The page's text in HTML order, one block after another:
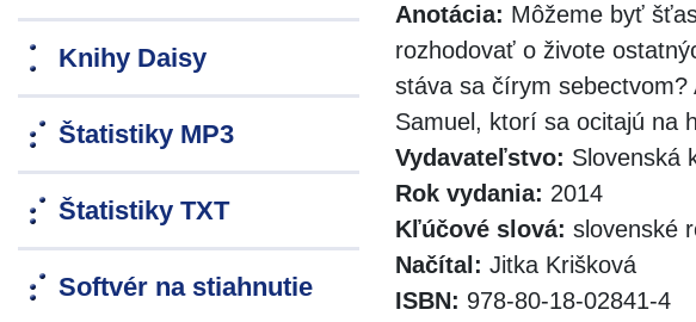
Knihy Daisy
Štatistiky MP3
Štatistiky TXT
Softvér na stiahnutie
Anotácia: Môžeme byť
rozhodovať o živote
stáva sa čírym sebectvom?
Samuel, ktorí sa ocitajú na
Vydavateľstvo: Slovenská
Rok vydania: 2014
Kľúčové slová: slovenské
Načítal: Jitka Krišková
ISBN: 978-80-18-02841-4